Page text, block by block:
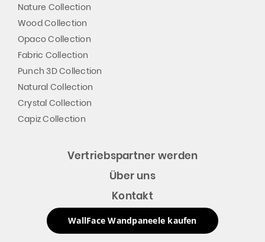
Nature Collection
Wood Collection
Opaco Collection
Fabric Collection
Punch 3D Collection
Natural Collection
Crystal Collection
Capiz Collection
Vertriebspartner werden
Über uns
Kontakt
WallFace Wandpaneele kaufen